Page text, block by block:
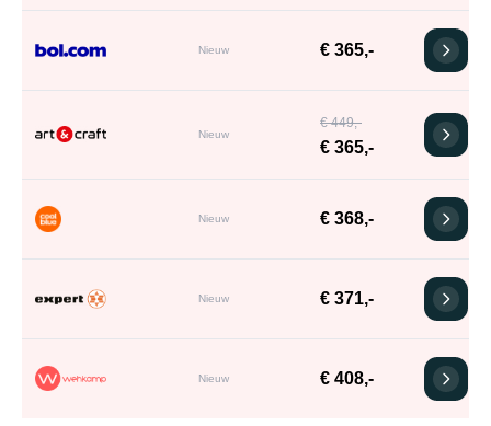
Nieuw € 365,-
Nieuw
€ 449,-
€ 365,-
Nieuw € 368,-
Nieuw € 371,-
Nieuw € 408,-